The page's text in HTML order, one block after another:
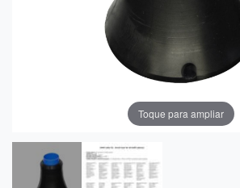
Toque para ampliar